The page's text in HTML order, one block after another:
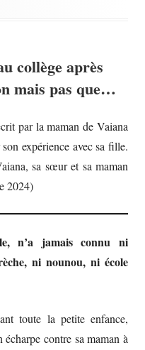
collège après
mais pas que…
par la maman de Vaiana
expérience avec sa fille.
sa sœur et sa maman
2024)
n’a jamais connu ni
ni nounou, ni école
toute la petite enfance,
écharpe contre sa maman à